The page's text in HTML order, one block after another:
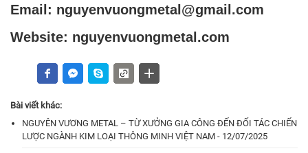
Email: nguyenvuongmetal@gmail.com
Website: nguyenvuongmetal.com
Bài viết khác:
NGUYÊN VƯƠNG METAL – TỪ XƯỞNG GIA CÔNG ĐẾN ĐỐI TÁC CHIẾN
LƯỢC NGÀNH KIM LOẠI THÔNG MINH VIỆT NAM - 12/07/2025